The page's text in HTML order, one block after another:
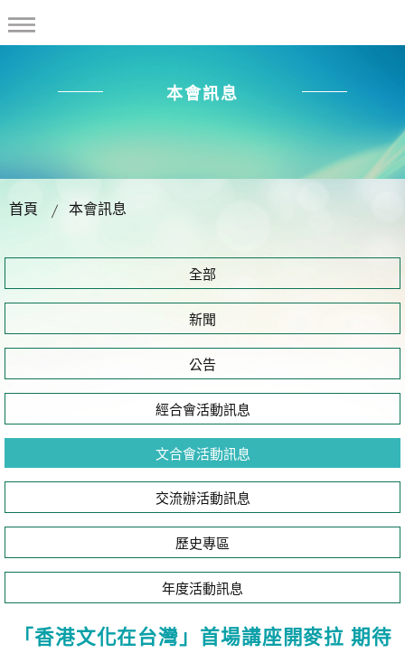
本會訊息
首頁 本會訊息
全部
新聞
公告
經合會活動訊息
文合會活動訊息
交流辦活動訊息
歷史專區
年度活動訊息
「香港文化在台灣」首場講座開麥拉 期待